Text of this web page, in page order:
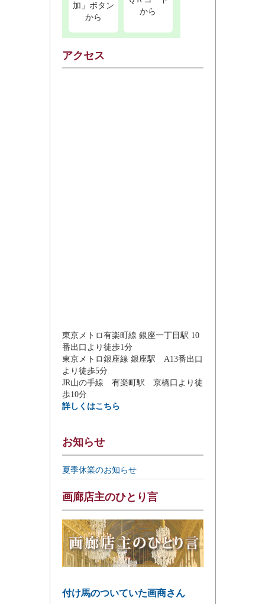
加」ボタン
から
から
アクセス
東京メトロ有楽町線 銀座一丁目駅 10
番出口より徒歩1分
東京メトロ銀座線 銀座駅 A13番出口
より徒歩5分
JR山の手線 有楽町駅 京橋口より徒
歩10分
詳しくはこちら
お知らせ
夏季休業のお知らせ
画廊店主のひとり言
付け馬のついていた画商さん